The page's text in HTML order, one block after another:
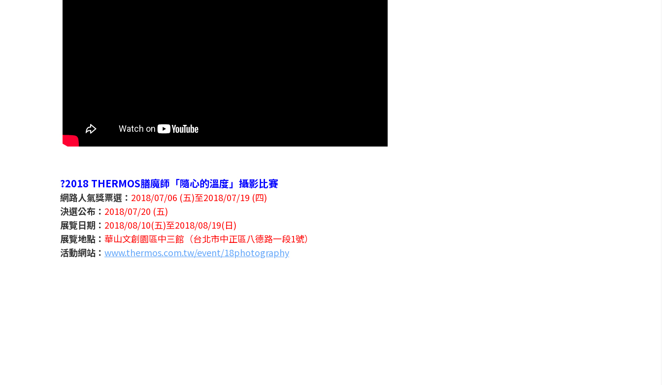
?2018 THERMOS膳魔師「隨心的溫度」攝影比賽
網路人氣獎票選： 2018/07/06 (五)至2018/07/19 (四)
決選公布： 2018/07/20 (五)
展覽日期： 2018/08/10(五)至2018/08/19(日)
展覽地點： 華山文創園區中三館（台北市中正區八德路一段1號）
活動網站： www.thermos.com.tw/event/18photography